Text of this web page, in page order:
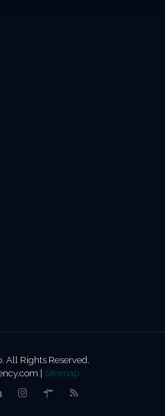
All Rights Reserved.
| Sitemap